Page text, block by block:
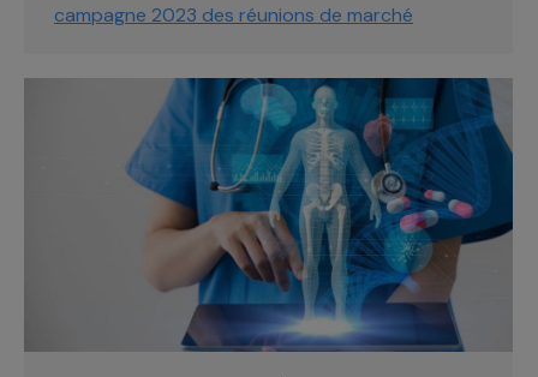
campagne 2023 des réunions de marché